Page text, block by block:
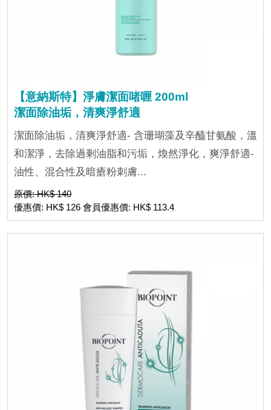
【意納斯特】淨膚潔面啫喱 200ml
潔面除油垢，清爽淨舒適
潔面除油垢，清爽淨舒適- 含珊瑚藻及辛醯甘氨酸，溫
和潔淨，去除過剩油脂和污垢，煥然淨化，爽淨舒適-
油性、混合性及暗瘡粉刺膚...
原價: HK$ 140
優惠價: HK$ 126 會員優惠價: HK$ 113.4